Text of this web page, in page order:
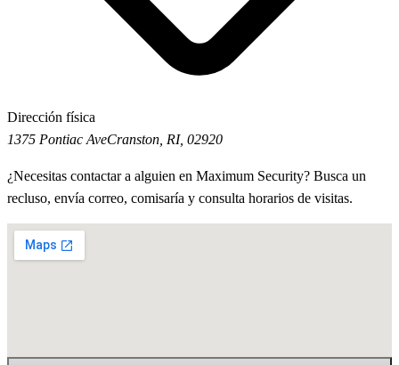
Dirección física
1375 Pontiac AveCranston, RI, 02920
¿Necesitas contactar a alguien en Maximum Security? Busca un
recluso, envía correo, comisaría y consulta horarios de visitas.